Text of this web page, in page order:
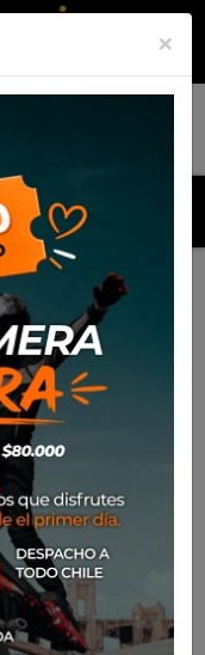
Chaqueta Ixon
×